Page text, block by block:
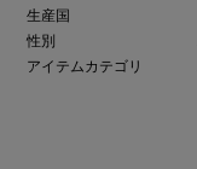
生産国
性別
アイテムカテゴリ